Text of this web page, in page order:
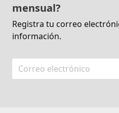
mensual?
Registra tu correo
información.